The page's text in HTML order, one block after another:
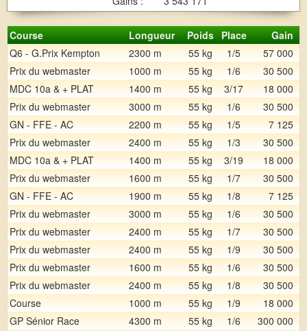
Course Longueur Poids Place
Gain
Q6 - G.Prix Kempton
2300 m 55 kg 1/5 57 000
Prix du webmaster
1000 m 55 kg 1/6 30 500
MDC 10a & + PLAT
1400 m 55 kg 3/17 18 000
Prix du webmaster
3000 m 55 kg 1/6 30 500
GN - FFE - AC
2200 m 55 kg 1/5 7 125
Prix du webmaster
2400 m 55 kg 1/3 30 500
MDC 10a & + PLAT
1400 m 55 kg 3/19 18 000
Prix du webmaster
1600 m 55 kg 1/7 30 500
GN - FFE - AC
1900 m 55 kg 1/8 7 125
Prix du webmaster
3000 m 55 kg 1/6 30 500
Prix du webmaster
2400 m 55 kg 1/7 30 500
Prix du webmaster
2400 m 55 kg 1/9 30 500
Prix du webmaster
1600 m 55 kg 1/6 30 500
Prix du webmaster
2400 m 55 kg 1/8 30 500
Course
1000 m 55 kg 1/9 18 000
GP Sénior Race
4300 m 55 kg 1/6 300 000